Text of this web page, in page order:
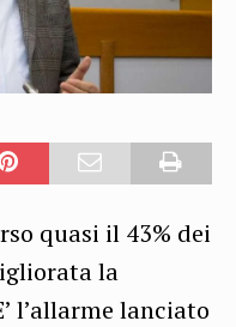
quasi il 43% dei
la
l’allarme lanciato